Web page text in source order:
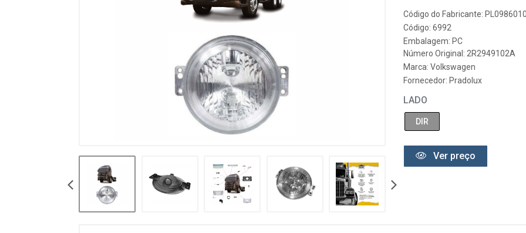
Código do Fabricante:
Código: 6992
Embalagem: PC
Número Original: 2R2949102A
Marca: Volkswagen
Fornecedor: Pradolux
LADO
DIR
Ver preço